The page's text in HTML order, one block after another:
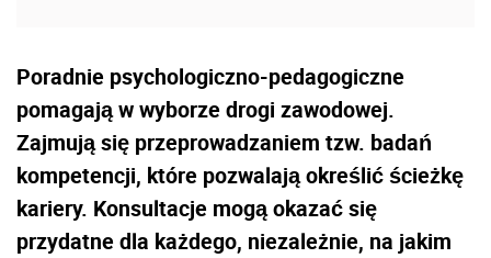
Poradnie psychologiczno-pedagogiczne
pomagają w wyborze drogi zawodowej.
Zajmują się przeprowadzaniem tzw. badań
kompetencji, które pozwalają określić ścieżkę
kariery. Konsultacje mogą okazać się
przydatne dla każdego, niezależnie, na jakim